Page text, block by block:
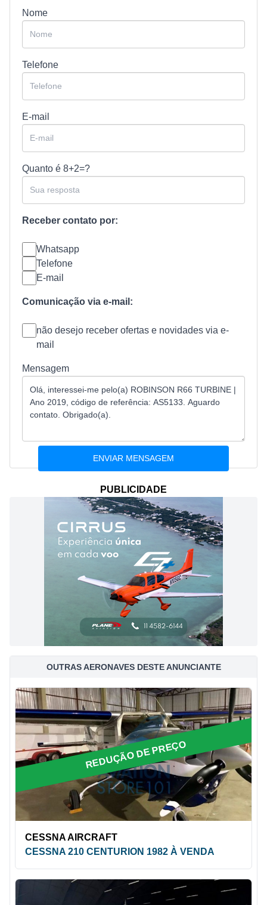
Nome
Telefone
E-mail
Quanto é 8+2=?
Receber contato por:
Whatsapp
Telefone
E-mail
Comunicação via e-mail:
não desejo receber ofertas e novidades via e-
mail
Mensagem
PUBLICIDADE
OUTRAS AERONAVES DESTE ANUNCIANTE
REDUÇÃO DE PREÇO
CESSNA AIRCRAFT
CESSNA 210 CENTURION 1982 À VENDA